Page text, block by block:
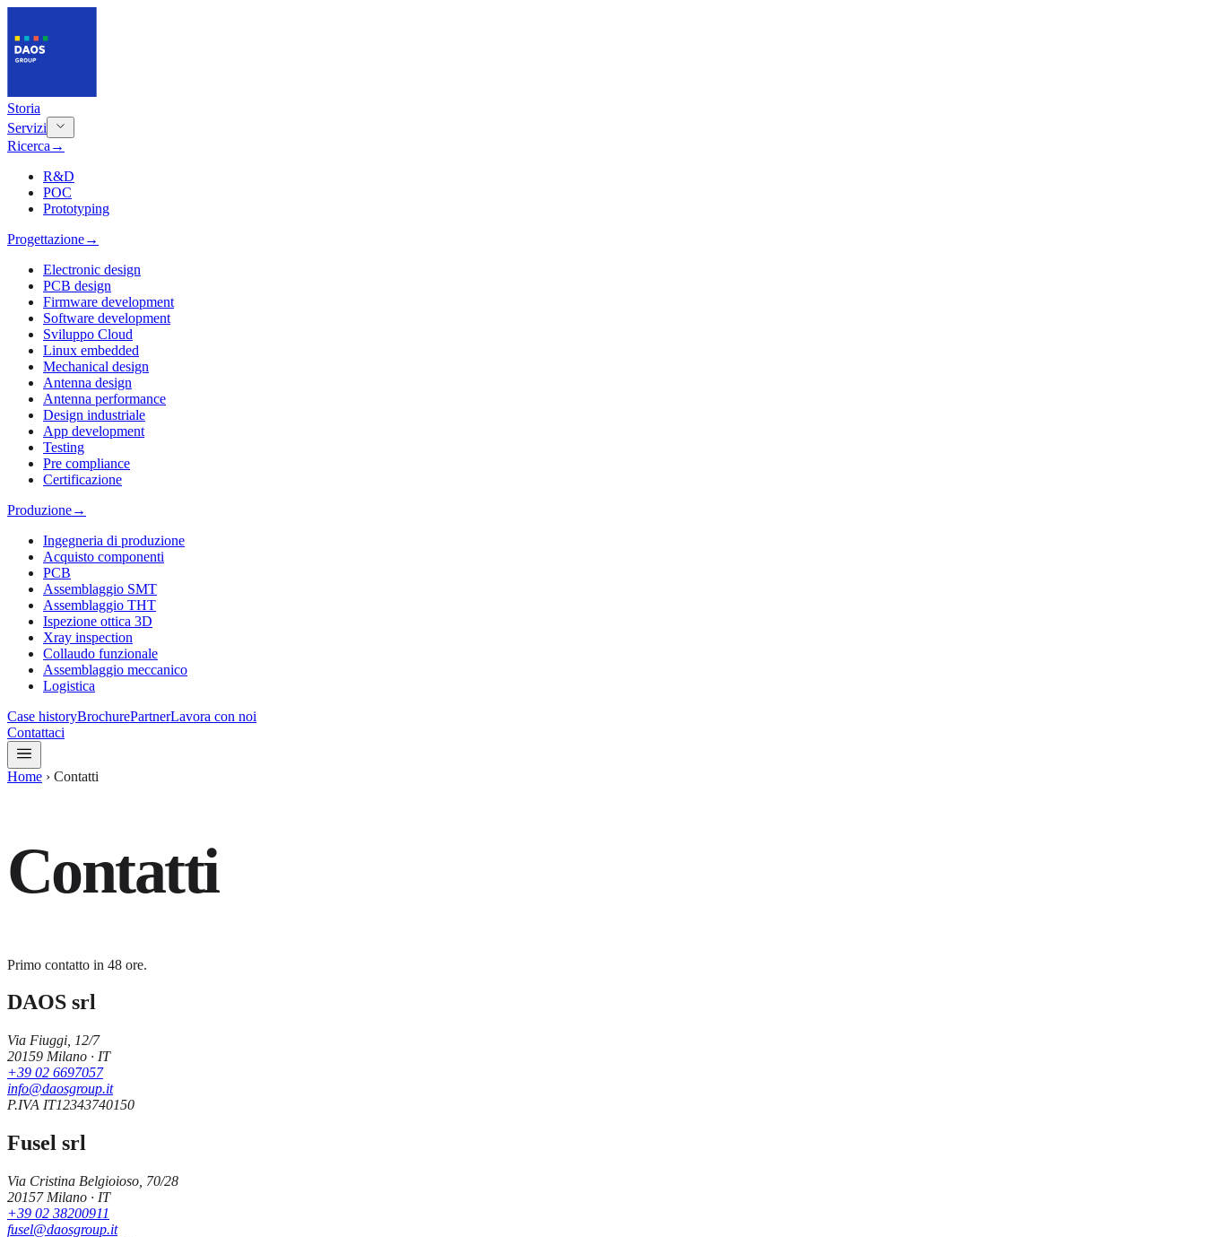
Storia
Servizi
Ricerca →
R&D
POC
Prototyping
Progettazione→
Electronic design
PCB design
Firmware development
Software development
Sviluppo Cloud
Linux embedded
Mechanical design
Antenna design
Antenna performance
Design industriale
App development
Testing
Pre compliance
Certificazione
Produzione→
Ingegneria di produzione
Acquisto componenti
PCB
Assemblaggio SMT
Assemblaggio THT
Ispezione ottica 3D
Xray inspection
Collaudo funzionale
Assemblaggio meccanico
Logistica
Case historyBrochurePartnerLavora con noi
Contattaci
Home › Contatti
Contatti
Primo contatto in 48 ore.
DAOS srl
Via Fiuggi, 12/7
20159 Milano · IT
+39 02 6697057
info@daosgroup.it
P.IVA IT12343740150
Fusel srl
Via Cristina Belgioioso, 70/28
20157 Milano · IT
+39 02 38200911
fusel@daosgroup.it